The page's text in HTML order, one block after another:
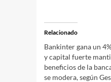
Relacionado
Bankinter gana un
y capital fuerte
beneficios de la
se modera, según